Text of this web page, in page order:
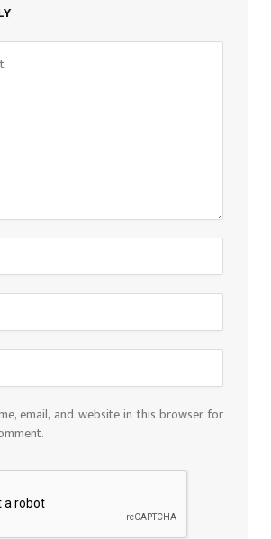
email, and website in this browser for